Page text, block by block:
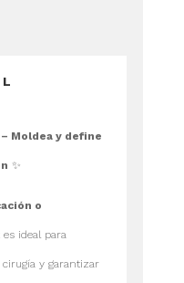
Moldea y define
✨
o
ideal para
y garantizar